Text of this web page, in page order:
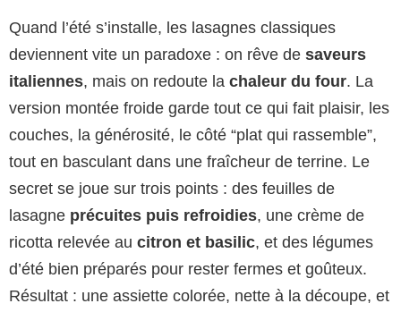
Quand l’été s’installe, les lasagnes classiques
deviennent vite un paradoxe : on rêve de saveurs
italiennes, mais on redoute la chaleur du four. La
version montée froide garde tout ce qui fait plaisir, les
couches, la générosité, le côté “plat qui rassemble”,
tout en basculant dans une fraîcheur de terrine. Le
secret se joue sur trois points : des feuilles de
lasagne précuites puis refroidies, une crème de
ricotta relevée au citron et basilic, et des légumes
d’été bien préparés pour rester fermes et goûteux.
Résultat : une assiette colorée, nette à la découpe, et